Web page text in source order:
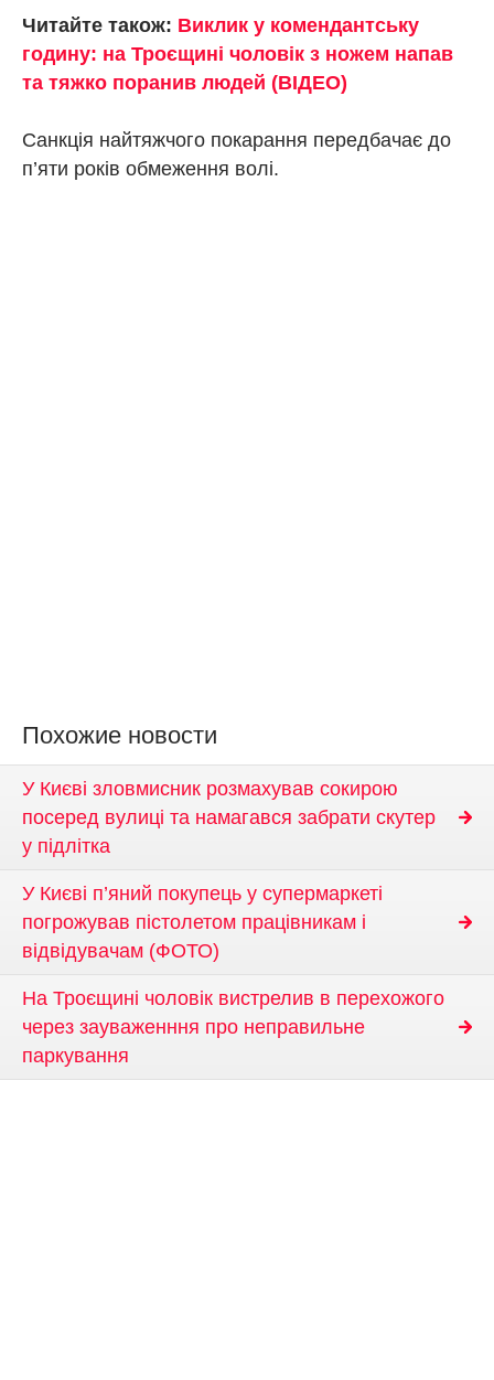
Читайте також: Виклик у комендантську
годину: на Троєщині чоловік з ножем напав
та тяжко поранив людей (ВІДЕО)
Санкція найтяжчого покарання передбачає до
п’яти років обмеження волі.
Похожие новости
У Києві зловмисник розмахував сокирою
посеред вулиці та намагався забрати скутер
у підлітка
У Києві п’яний покупець у супермаркеті
погрожував пістолетом працівникам і
відвідувачам (ФОТО)
На Троєщині чоловік вистрелив в перехожого
через зауваженння про неправильне
паркування